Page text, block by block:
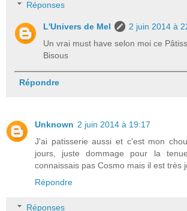
Réponses
L'Univers de Mel
2 juin 2014 à
Un vrai must have selon moi ce
Bisous
Répondre
Unknown 2 juin 2014 à 19:17
J'ai patisserie aussi et c'est mon
jours, juste dommage pour la
connaissais pas Cosmo mais il est très
Répondre
Réponses